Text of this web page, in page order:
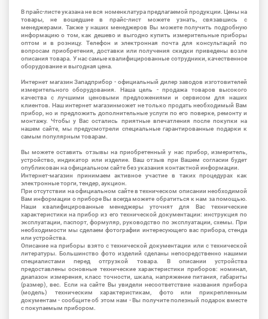
В прайс-листе указана не вся номенклатура предлагаемой продукции. Цены на
товары, не вошедшие в прайс-лист можете узнать, связавшись с
менеджерами. Также у наших менеджеров Вы можете получить подробную
информацию о том, как дешево и выгодно купить измерительные приборы
оптом и в розницу. Телефон и электронная почта для консультаций по
вопросам приобретения, доставки или получения скидки приведены возле
описания товара. У нас самые квалифицированные сотрудники, качественное
оборудование и выгодная цена.
Интернет магазин Западприбор - официальный дилер заводов изготовителей
измерительного оборудования. Наша цель - продажа товаров высокого
качества с лучшими ценовыми предложениями и сервисом для наших
клиентов. Наш интернет магазинможет не только продать необходимый Вам
прибор, но и предложить дополнительные услуги по его поверке, ремонту и
монтажу. Чтобы у Вас остались приятные впечатления после покупки на
нашем сайте, мы предусмотрели специальные гарантированные подарки к
самым популярным товарам.
Вы можете оставить отзывы на приобретенный у нас прибор, измеритель,
устройство, индикатор или изделие. Ваш отзыв при Вашем согласии будет
опубликован на официальном сайте без указания контактной информации.
Интернет-магазин принимаем активное участие в таких процедурах как
электронные торги, тендер, аукцион.
При отсутствии на официальном сайте в техническом описании необходимой
Вам информации о приборе Вы всегда можете обратиться к нам за помощью.
Наши квалифицированные менеджеры уточнят для Вас технические
характеристики на прибор из его технической документации: инструкция по
эксплуатации, паспорт, формуляр, руководство по эксплуатации, схемы. При
необходимости мы сделаем фотографии интересующего вас прибора, стенда
или устройства.
Описание на приборы взято с технической документации или с технической
литературы. Большинство фото изделий сделаны непосредственно нашими
специалистами перед отгрузкой товара. В описании устройства
предоставлены основные технические характеристики приборов: номинал,
диапазон измерения, класс точности, шкала, напряжение питания, габариты
(размер), вес. Если на сайте Вы увидели несоответствие названия прибора
(модель) техническим характеристикам, фото или прикрепленным
документам - сообщите об этом нам - Вы получите полезный подарок вместе
с покупаемым прибором.